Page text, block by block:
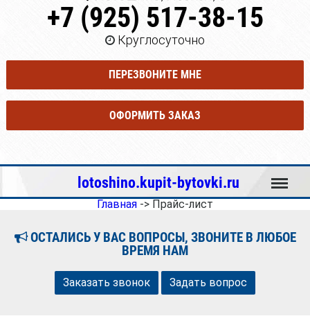
+7 (925) 517-38-15
Круглосуточно
ПЕРЕЗВОНИТЕ МНЕ
ОФОРМИТЬ ЗАКАЗ
lotoshino.kupit-bytovki.ru Меню
Главная -> Прайс-лист
ОСТАЛИСЬ У ВАС ВОПРОСЫ, ЗВОНИТЕ В ЛЮБОЕ
ВРЕМЯ НАМ
Заказать звонок Задать вопрос